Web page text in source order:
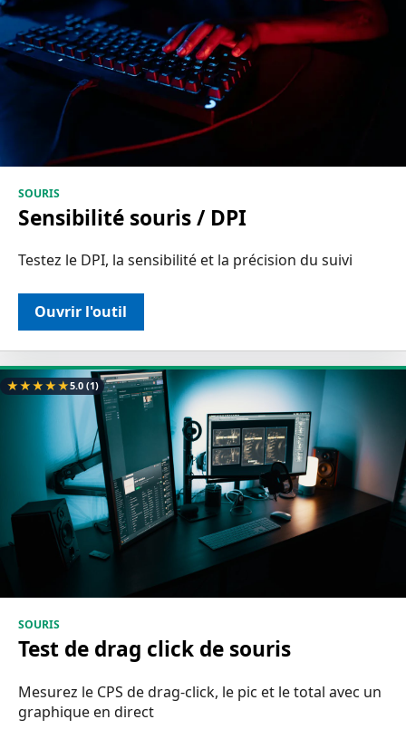
SOURIS
Sensibilité souris / DPI
Testez le DPI, la sensibilité et la précision du suivi
Ouvrir l'outil
★★★★★5.0(1)
SOURIS
Test de drag click de souris
Mesurez le CPS de drag-click, le pic et le total avec un
graphique en direct